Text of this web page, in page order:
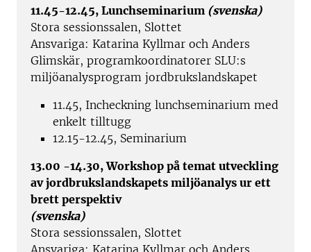
11.45-12.45, Lunchseminarium (svenska)
Stora sessionssalen, Slottet
Ansvariga: Katarina Kyllmar och Anders
Glimskär, programkoordinatorer SLU:s
miljöanalysprogram jordbrukslandskapet
11.45, Incheckning lunchseminarium med
enkelt tilltugg
12.15-12.45, Seminarium
13.00 -14.30, Workshop på temat utveckling
av jordbrukslandskapets miljöanalys ur ett
brett perspektiv
(svenska)
Stora sessionssalen, Slottet
Ansvariga: Katarina Kyllmar och Anders